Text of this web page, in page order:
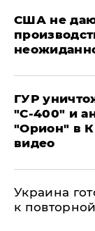
США не
ГУР
"С‑400" и
"Орион" в
видео
Украина
к